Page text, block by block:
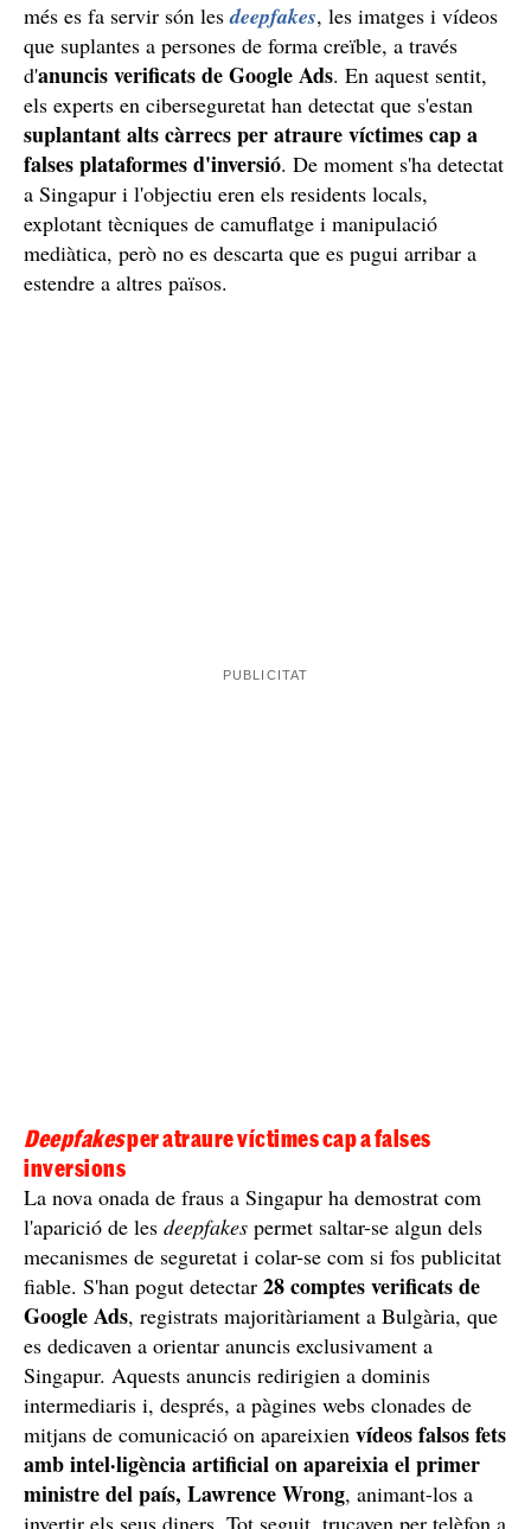
més es fa servir són lesdeepfakes, les imatges i vídeos
que suplantes a persones de forma creïble, a través
d'anuncis verificats de Google Ads. En aquest sentit,
els experts en ciberseguretat han detectat que s'estan
suplantant alts càrrecs per atraure víctimes cap a
falses plataformes d'inversió. De moment s'ha detectat
a Singapur i l'objectiu eren els residents locals,
explotant tècniques de camuflatge i manipulació
mediàtica, però no es descarta que es pugui arribar a
estendre a altres països.
Deepfakesper atraure víctimes cap a falses
inversions
La nova onada de fraus a Singapur ha demostrat com
l'aparició de les deepfakes permet saltar-se algun dels
mecanismes de seguretat i colar-se com si fos publicitat
fiable. S'han pogut detectar 28 comptes verificats de
Google Ads, registrats majoritàriament a Bulgària, que
es dedicaven a orientar anuncis exclusivament a
Singapur. Aquests anuncis redirigien a dominis
intermediaris i, després, a pàgines webs clonades de
mitjans de comunicació on apareixien vídeos falsos fets
amb intel·ligència artificial on apareixia el primer
ministre del país, Lawrence Wrong, animant-los a
invertir els seus diners. Tot seguit, trucaven per telèfon a